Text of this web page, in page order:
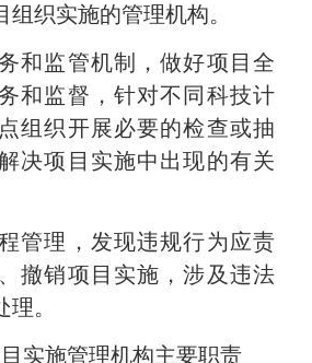
组织实施的管理机构。
和监管机制，做好项目全
和监督，针对不同科技计
组织开展必要的检查或抽
决项目实施中出现的有关
管理，发现违规行为应责
撤销项目实施，涉及违法
。
实施管理机构主要职责